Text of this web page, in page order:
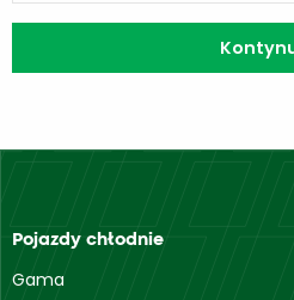
Pojazdy chłodnie
Gama